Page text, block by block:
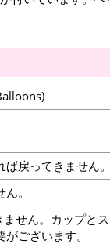
戻ってきません
。
せん。カップと
ございます。